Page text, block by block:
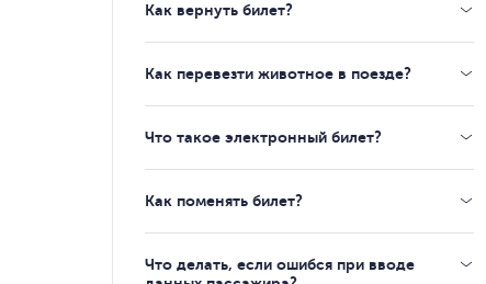
Как вернуть билет?
Как перевезти животное в поезде?
Что такое электронный билет?
Как поменять билет?
Что делать, если ошибся при вводе